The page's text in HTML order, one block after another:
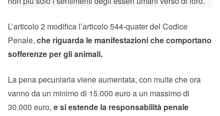
L’articolo 2 modifica l’articolo 544-quater del Codice
Penale, che riguarda le manifestazioni che comportano
sofferenze per gli animali.
La pena pecuniaria viene aumentata, con multe che ora
vanno da un minimo di 15.000 euro a un massimo di
30.000 euro, e si estende la responsabilità penale